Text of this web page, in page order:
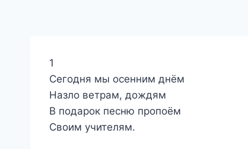
1
Сегодня мы осенним днём
Назло ветрам, дождям
В подарок песню пропоём
Своим учителям.